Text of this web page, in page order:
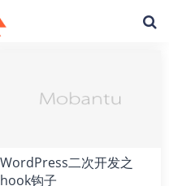
WordPress二次开发之
hook钩子